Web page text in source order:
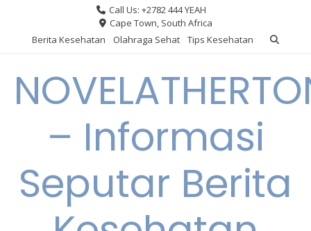
content
Call Us: +2782 444 YEAH
Cape Town, South Africa
Berita Kesehatan
Olahraga Sehat Tips Kesehatan
– Informasi
Seputar Berita